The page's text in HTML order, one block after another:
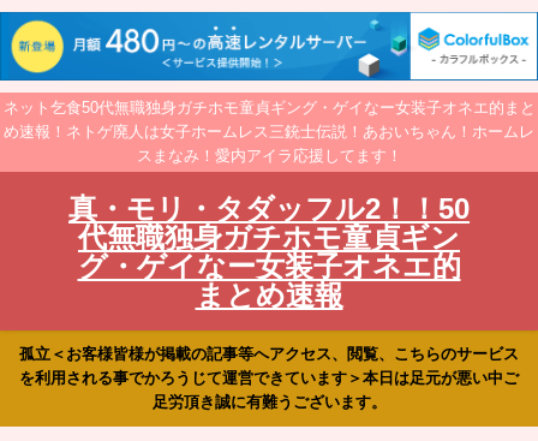
ネット乞食50代無職独身ガチホモ童貞ギング・ゲイなー女装子オネエ的まと
め速報！ネトゲ廃人は女子ホームレス三銃士伝説！あおいちゃん！ホームレ
スまなみ！愛内アイラ応援してます！
真・モリ・タダッフル2！！50
代無職独身ガチホモ童貞ギン
グ・ゲイなー女装子オネエ的
まとめ速報
孤立＜お客様皆様が掲載の記事等へアクセス、閲覧、こちらのサービス
を利用される事でかろうじて運営できています＞本日は足元が悪い中ご
足労頂き誠に有難うございます。